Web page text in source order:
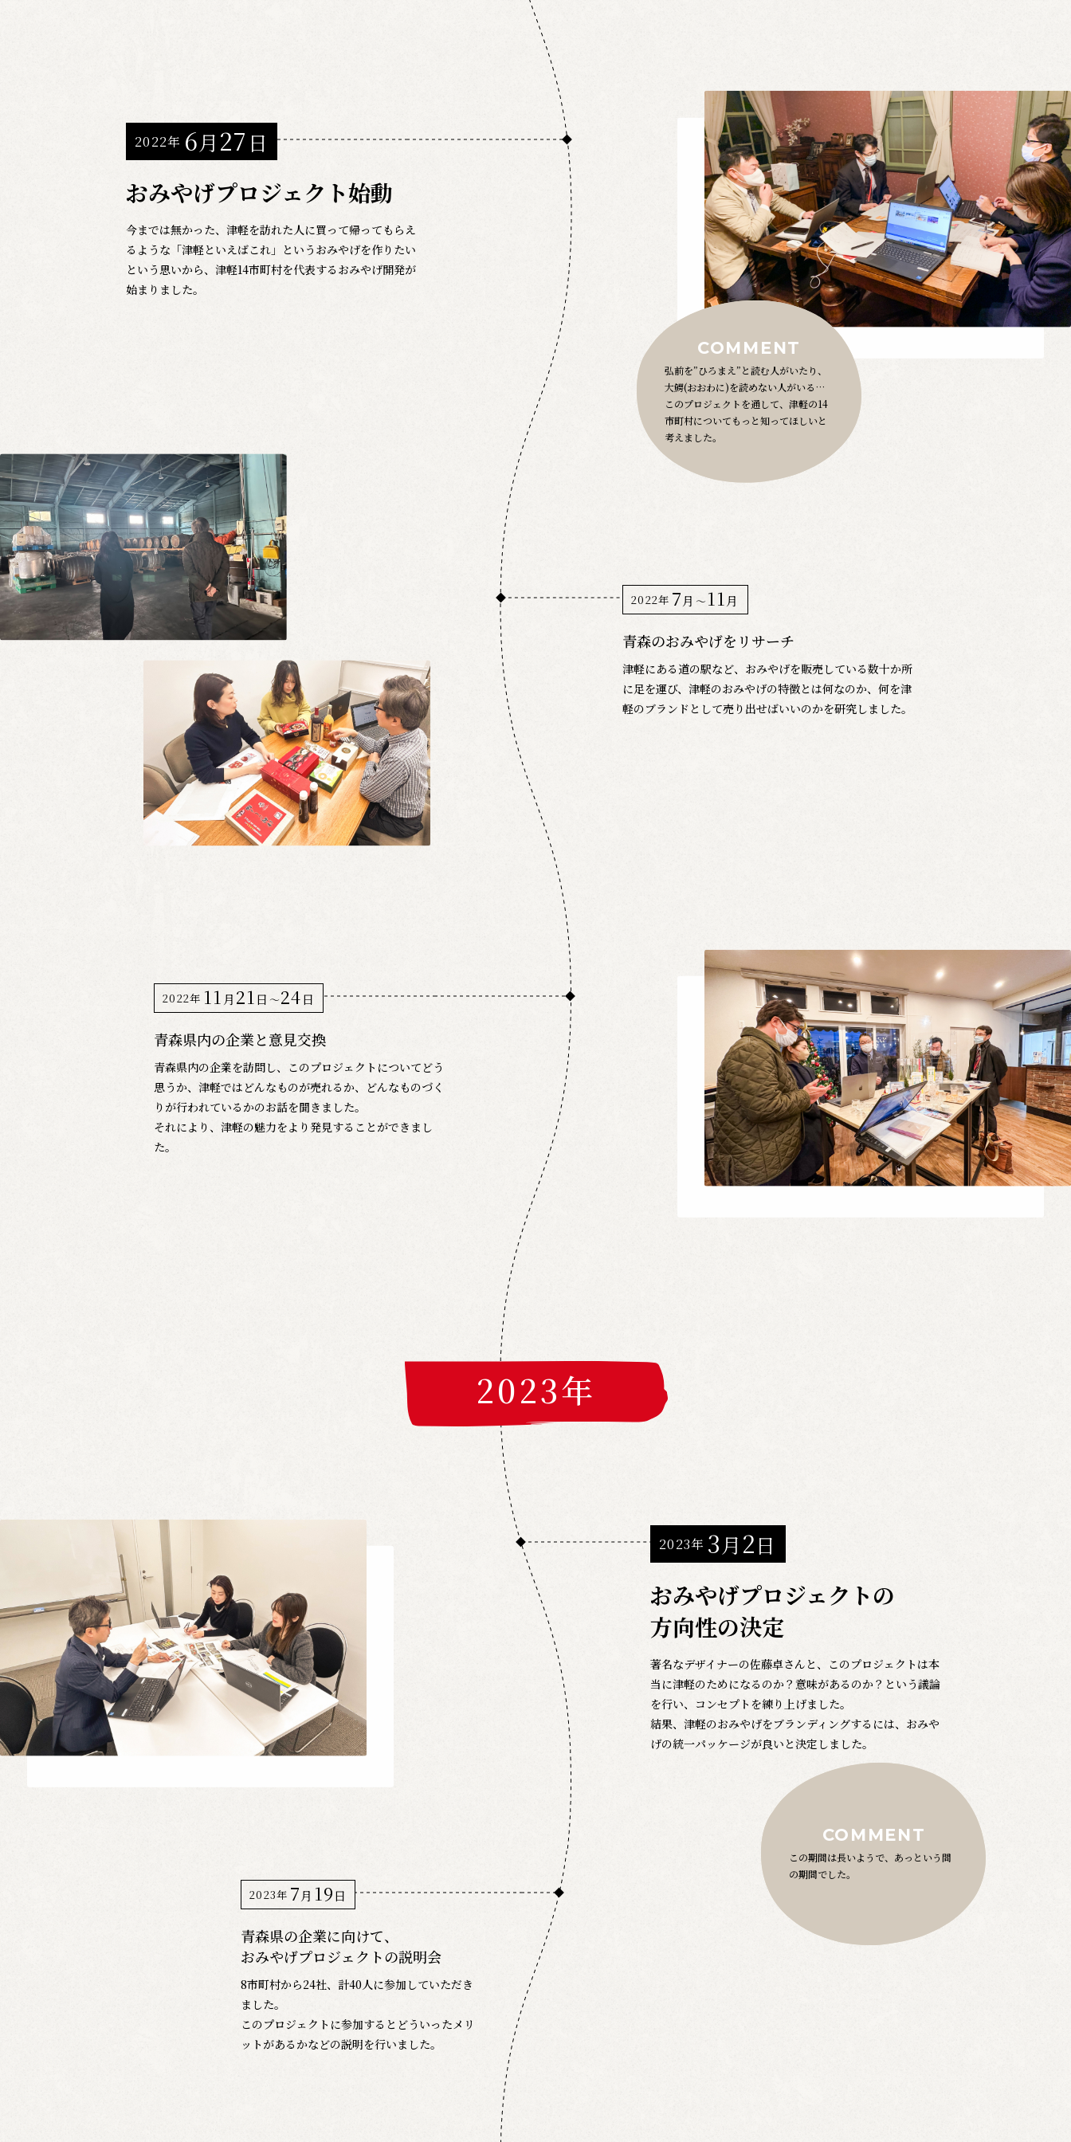
2022年 6月27 日
おみやげプロジェクト始動
今までは無かった、津軽を訪れた人に買って帰ってもらえ
るような「津軽といえばこれ」というおみやげを作りたい
という思いから、津軽14市町村を代表するおみやげ開発が
始まりました。
COMMENT
弘前を”ひろまえ”と読む人がいたり、
大鰐(おおわに)を読めない人がいる…
このプロジェクトを通して、津軽の14
市町村についてもっと知ってほしいと
考えました。
2022年 7月 〜 11 月
青森のおみやげをリサーチ
津軽にある道の駅など、おみやげを販売している数十か所
に足を運び、津軽のおみやげの特徴とは何なのか、何を津
軽のブランドとして売り出せばいいのかを研究しました。
2022年 11 月 21 日 〜24日
青森県内の企業と意見交換
青森県内の企業を訪問し、このプロジェクトについてどう
思うか、津軽ではどんなものが売れるか、どんなものづく
りが行われているかのお話を聞きました。
それにより、津軽の魅力をより発見することができまし
た。
2023年
2023年 3月2日
おみやげプロジェクトの
方向性の決定
著名なデザイナーの佐藤卓さんと、このプロジェクトは本
当に津軽のためになるのか？意味があるのか？という議論
を行い、コンセプトを練り上げました。
結果、津軽のおみやげをブランディングするには、おみや
げの統一パッケージが良いと決定しました。
COMMENT
この期間は長いようで、あっという間
の期間でした。
2023年 7月 19日
青森県の企業に向けて、
おみやげプロジェクトの説明会
8市町村から24社、計40人に参加していただき
ました。
このプロジェクトに参加するとどういったメリ
ットがあるかなどの説明を行いました。